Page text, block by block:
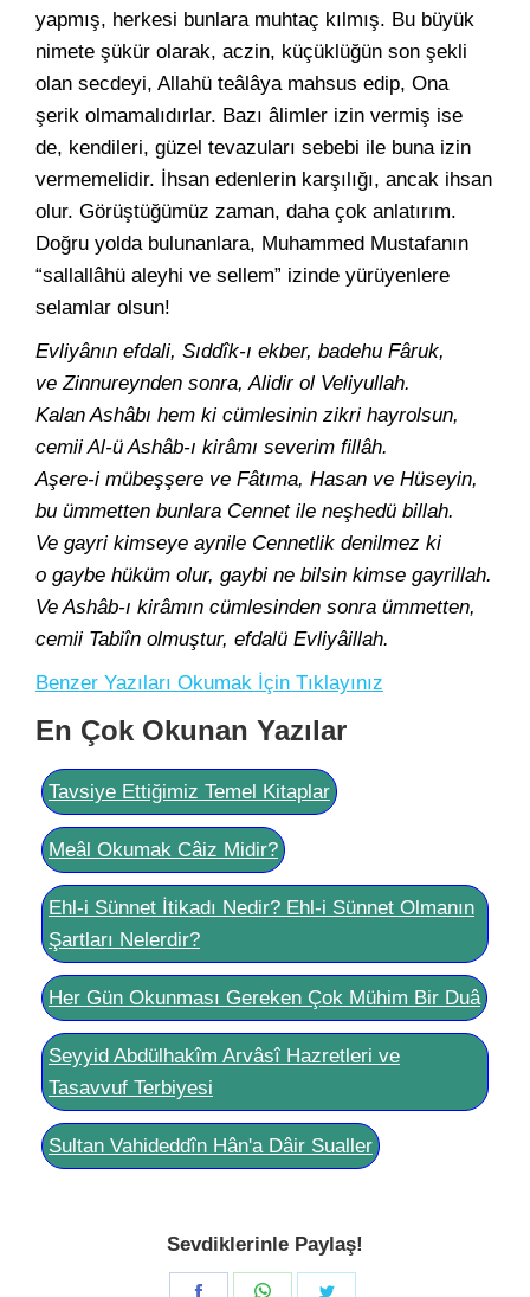
yapmış, herkesi bunlara muhtaç kılmış. Bu büyük
nimete şükür olarak, aczin, küçüklüğün son şekli
olan secdeyi, Allahü teâlâya mahsus edip, Ona
şerik olmamalıdırlar. Bazı âlimler izin vermiş ise
de, kendileri, güzel tevazuları sebebi ile buna izin
vermemelidir. İhsan edenlerin karşılığı, ancak ihsan
olur. Görüştüğümüz zaman, daha çok anlatırım.
Doğru yolda bulunanlara, Muhammed Mustafanın
“sallallâhü aleyhi ve sellem” izinde yürüyenlere
selamlar olsun!
Evliyânın efdali, Sıddîk-ı ekber, badehu Fâruk,
ve Zinnureynden sonra, Alidir ol Veliyullah.
Kalan Ashâbı hem ki cümlesinin zikri hayrolsun,
cemii Al-ü Ashâb-ı kirâmı severim fillâh.
Aşere-i mübeşşere ve Fâtıma, Hasan ve Hüseyin,
bu ümmetten bunlara Cennet ile neşhedü billah.
Ve gayri kimseye aynile Cennetlik denilmez ki
o gaybe hüküm olur, gaybi ne bilsin kimse gayrillah.
Ve Ashâb-ı kirâmın cümlesinden sonra ümmetten,
cemii Tabiîn olmuştur, efdalü Evliyâillah.
Benzer Yazıları Okumak İçin Tıklayınız
En Çok Okunan Yazılar
Tavsiye Ettiğimiz Temel Kitaplar
Meâl Okumak Câiz Midir?
Ehl-i Sünnet İtikadı Nedir? Ehl-i Sünnet Olmanın
Şartları Nelerdir?
Her Gün Okunması Gereken Çok Mühim Bir Duâ
Seyyid Abdülhakîm Arvâsî Hazretleri ve
Tasavvuf Terbiyesi
Sultan Vahideddîn Hân'a Dâir Sualler
Sevdiklerinle Paylaş!
Share
Share